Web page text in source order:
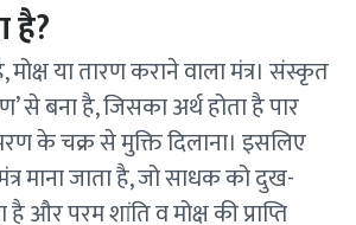
है?
मोक्ष या तारण कराने वाला मंत्र। संस्कृत
से बना है, जिसका अर्थ होता है पार
के चक्र से मुक्ति दिलाना। इसलिए
माना जाता है, जो साधक को दुख-
और परम शांति व मोक्ष की प्राप्ति